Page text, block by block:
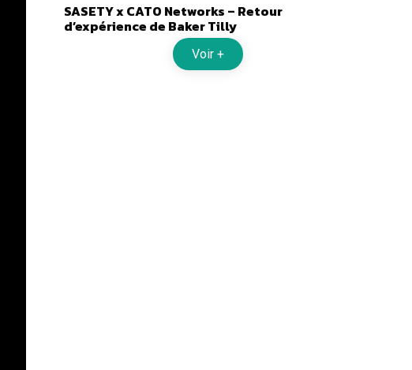
SASETY x CATO Networks – Retour
d’expérience de Baker Tilly
Voir +